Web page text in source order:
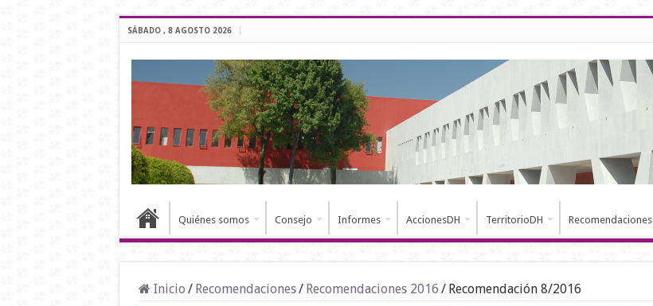
SÁBADO , 8 AGOSTO 2026
Quiénes somos Consejo Informes AccionesDH TerritorioDH Recomendaciones
Inicio / Recomendaciones/ Recomendaciones 2016 / Recomendación 8/2016